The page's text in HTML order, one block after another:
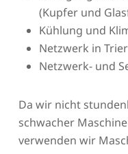
(Kupfer und
Kühlung und
Netzwerk in
Netzwerk- und
Da wir nicht
schwacher
verwenden wir